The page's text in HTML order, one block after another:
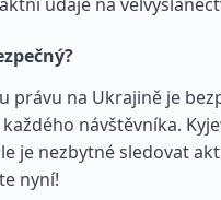
právu na Ukrajině je
návštěvníka.
je nezbytné sledovat
nyní!